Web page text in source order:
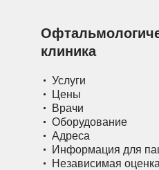
клиника
Услуги
Цены
Врачи
Оборудование
Адреса
Информация для
Независимая